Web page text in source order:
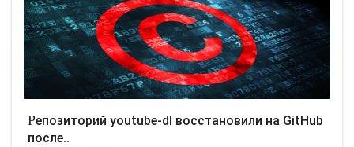
Репозиторий youtube-dl восстановили на GitHub
после..